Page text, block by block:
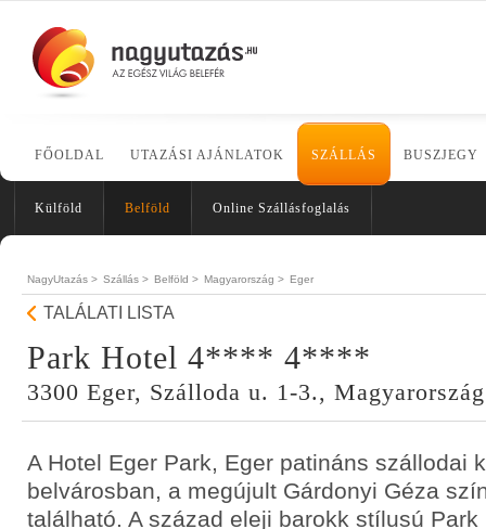
FŐOLDAL UTAZÁSI AJÁNLATOK SZÁLLÁS BUSZJEGY
Külföld Belföld Online Szállásfoglalás
NagyUtazás > Szállás > Belföld > Magyarország > Eger
TALÁLATI LISTA
Park Hotel 4**** 4****
3300 Eger, Szálloda u. 1-3., Magyarország
A Hotel Eger Park, Eger patináns szállodai
belvárosban, a megújult Gárdonyi Géza
található. A század eleji barokk stílusú